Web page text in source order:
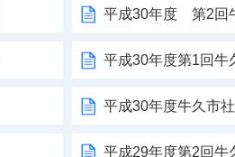
平成30年度 第2回
平成30年度第1回牛
平成30年度牛久市
平成29年度第2回牛